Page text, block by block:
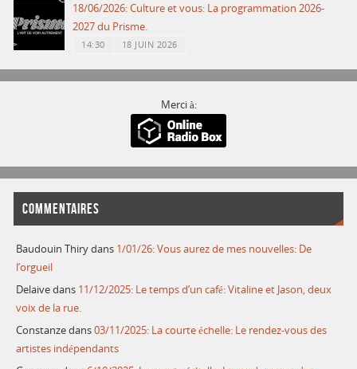
18/06/2026: Culture et vous: La programmation 2026-
2027 du Prisme.
14:30 18 JUIN 2026
Merci à:
COMMENTAIRES
Baudouin Thirydans 1/01/26: Vous aurez de mes nouvelles: De
l’orgueil
Delaivedans 11/12/2025: Le temps d’un café: Vitaline et Jason, deux
voix de la rue.
Constanzedans03/11/2025: La courte échelle: Le rendez-vous des
artistes indépendants